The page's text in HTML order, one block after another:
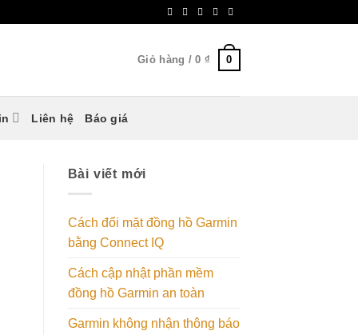
Giỏ hàng /0 ₫ 0
Liên hệ Báo giá
Bài viết mới
Cách đổi mặt đồng hồ Garmin
bằng Connect IQ
Cách cập nhật phần mềm
đồng hồ Garmin an toàn
Garmin không nhận thông báo